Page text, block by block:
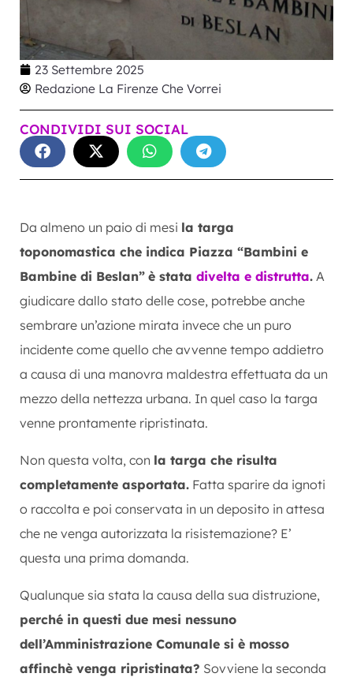
23 Settembre 2025
Redazione La Firenze Che Vorrei
CONDIVIDI SUI SOCIAL
Da almeno un paio di mesi la targa
toponomastica che indica Piazza “Bambini e
Bambine di Beslan” è stata divelta e distrutta. A
giudicare dallo stato delle cose, potrebbe anche
sembrare un’azione mirata invece che un puro
incidente come quello che avvenne tempo addietro
a causa di una manovra maldestra effettuata da un
mezzo della nettezza urbana. In quel caso la targa
venne prontamente ripristinata.
Non questa volta, con la targa che risulta
completamente asportata. Fatta sparire da ignoti
o raccolta e poi conservata in un deposito in attesa
che ne venga autorizzata la risistemazione? E’
questa una prima domanda.
Qualunque sia stata la causa della sua distruzione,
perché in questi due mesi nessuno
dell’Amministrazione Comunale si è mosso
affinchè venga ripristinata? Sovviene la seconda